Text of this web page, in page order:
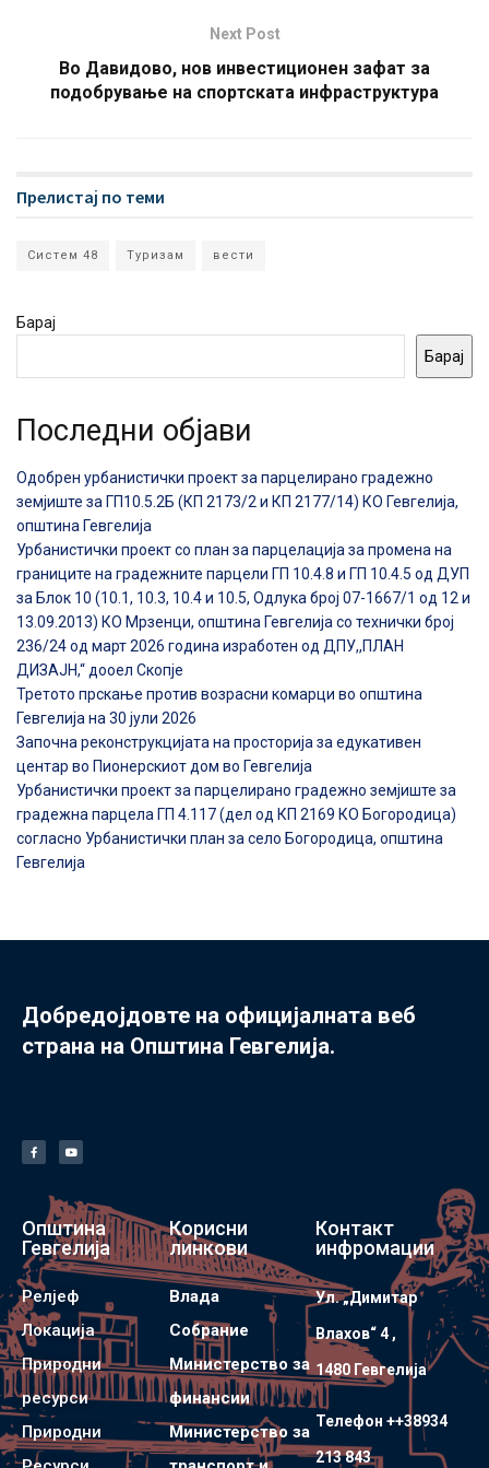
Next Post
Во Давидово, нов инвестиционен зафат за
подобрување на спортската инфраструктура
Прелистај по теми
Систем 48 Туризам вести
Барај
Барај
Последни објави
Одобрен урбанистички проект за парцелирано градежно
земјиште за ГП10.5.2Б (КП 2173/2 и КП 2177/14) КО Гевгелија,
општина Гевгелија
Урбанистички проект со план за парцелација за промена на
границите на градежните парцели ГП 10.4.8 и ГП 10.4.5 од ДУП
за Блок 10 (10.1, 10.3, 10.4 и 10.5, Одлука број 07-1667/1 од 12 и
13.09.2013) КО Мрзенци, општина Гевгелија со технички број
236/24 од март 2026 година изработен од ДПУ,,ПЛАН
ДИЗАЈН,“ дооел Скопје
Третото прскање против возрасни комарци во општина
Гевгелија на 30 јули 2026
Започна реконструкцијата на просторија за едукативен
центар во Пионерскиот дом во Гевгелија
Урбанистички проект за парцелирано градежно земјиште за
градежна парцела ГП 4.117 (дел од КП 2169 КО Богородица)
согласно Урбанистички план за село Богородица, општина
Гевгелија
Добредојдовте на официјалната веб
страна на Општина Гевгелија.
Општина
Гевгелија
Релјеф
Локација
Природни
ресурси
Природни
Корисни
линкови
Влада
Собрание
Министерство за
финансии
Министерство за
Контакт
инфромации
Ул. „Димитар
Влахов“ 4 ,
1480 Гевгелијa
Телефон ++38934
213 843